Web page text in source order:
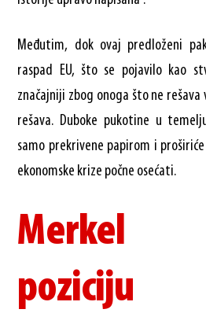
Međutim, dok ovaj predloženi
raspad EU, što se pojavilo kao
značajniji zbog onoga što ne
rešava. Duboke pukotine u
samo prekrivene papirom i
ekonomske krize počne osećati.
Merkel
poziciju